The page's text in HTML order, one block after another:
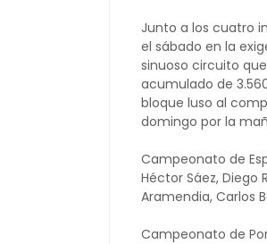
Junto a los cuatro
el sábado en la
sinuoso circuito
acumulado de
bloque luso al
domingo por la
Campeonato de
Héctor Sáez, Diego
Aramendia, Carlos
Campeonato de